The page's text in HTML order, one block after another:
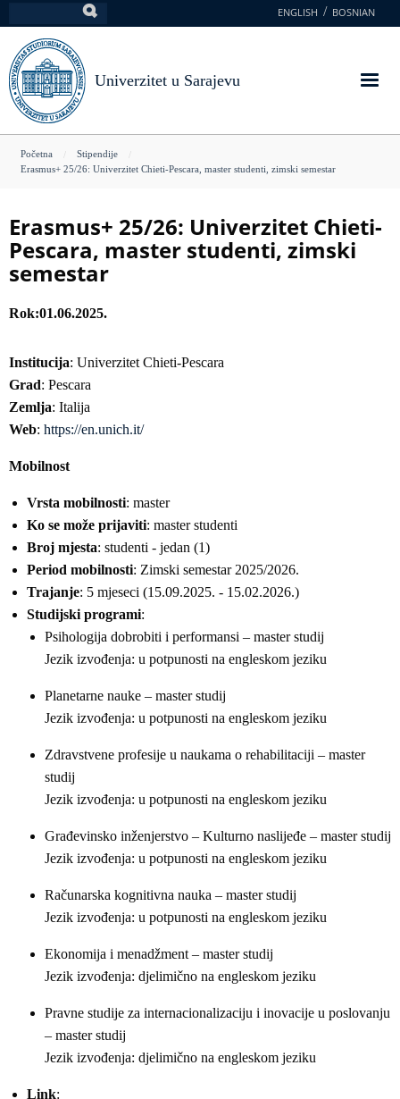
na
glavni
sadržaj
ENGLISH BOSNIAN
Univerzitet u Sarajevu
You
Početna
Stipendije
Erasmus+ 25/26: Univerzitet Chieti-Pescara, master studenti, zimski semestar
Erasmus+ 25/26: Univerzitet Chieti-
Pescara, master studenti, zimski
semestar
Rok 01.06.2025.
Institucija: Univerzitet Chieti-Pescara
Grad: Pescara
Zemlja: Italija
Web: https://en.unich.it/
Mobilnost
Vrsta mobilnosti: master
Ko se može prijaviti: master studenti
Broj mjesta: studenti - jedan (1)
Period mobilnosti: Zimski semestar 2025/2026.
Trajanje: 5 mjeseci (15.09.2025. - 15.02.2026.)
Studijski programi:
Psihologija dobrobiti i performansi – master studij
Jezik izvođenja: u potpunosti na engleskom jeziku
Planetarne nauke – master studij
Jezik izvođenja: u potpunosti na engleskom jeziku
Zdravstvene profesije u naukama o rehabilitaciji – master
studij
Jezik izvođenja: u potpunosti na engleskom jeziku
Građevinsko inženjerstvo – Kulturno naslijeđe – master studij
Jezik izvođenja: u potpunosti na engleskom jeziku
Računarska kognitivna nauka – master studij
Jezik izvođenja: u potpunosti na engleskom jeziku
Ekonomija i menadžment – master studij
Jezik izvođenja: djelimično na engleskom jeziku
Pravne studije za internacionalizaciju i inovacije u poslovanju
– master studij
Jezik izvođenja: djelimično na engleskom jeziku
Link: